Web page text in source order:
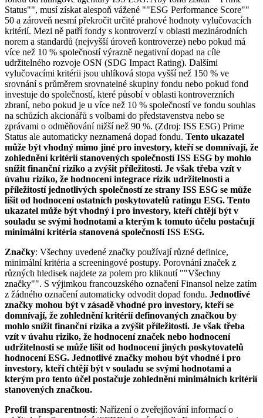
Status"", musí získat alespoň vážené ""ESG Performance Score""
50 a zároveň nesmí překročit určité prahové hodnoty vylučovacích
kritérií. Mezi ně patří fondy s kontroverzí v oblasti mezinárodních
norem a standardů (nejvyšší úroveň kontroverze) nebo pokud má
více než 10 % společností výrazně negativní dopad na cíle
udržitelného rozvoje OSN (SDG Impact Rating). Dalšími
vylučovacími kritérii jsou uhlíková stopa vyšší než 150 % ve
srovnání s průměrem srovnatelné skupiny fondu nebo pokud fond
investuje do společností, které působí v oblasti kontroverzních
zbraní, nebo pokud je u více než 10 % společností ve fondu souhlas
na schůzích akcionářů s volbami do představenstva nebo se
zprávami o odměňování nižší než 90 %. (Zdroj: ISS ESG) Prime
Status ale automaticky neznamená dopad fondu. Tento ukazatel
může být vhodný mimo jiné pro investory, kteří se domnívají, že
zohlednění kritérií stanovených společností ISS ESG by mohlo
snížit finanční riziko a zvýšit příležitosti. Je však třeba vzít v
úvahu riziko, že hodnocení integrace rizik udržitelnosti a
příležitostí jednotlivých společností ze strany ISS ESG se může
lišit od hodnocení ostatních poskytovatelů ratingu ESG. Tento
ukazatel může být vhodný i pro investory, kteří chtějí být v
souladu se svými hodnotami a kterým k tomuto účelu postačují
minimální kritéria stanovená společností ISS ESG.
Značky: Všechny uvedené značky používají různé definice,
minimální kritéria a screeningové postupy. Porovnání značek z
různých hledisek najdete za polem pro kliknutí ""Všechny
značky"". S výjimkou francouzského označení Finansol nelze zatím
z žádného označení automaticky odvodit dopad fondu. Jednotlivé
značky mohou být v zásadě vhodné pro investory, kteří se
domnívají, že zohlednění kritérií definovaných značkou by
mohlo snížit finanční rizika a zvýšit příležitosti. Je však třeba
vzít v úvahu riziko, že hodnocení značek nebo hodnocení
udržitelnosti se může lišit od hodnocení jiných poskytovatelů
hodnocení ESG. Jednotlivé značky mohou být vhodné i pro
investory, kteří chtějí být v souladu se svými hodnotami a
kterým pro tento účel postačuje zohlednění minimálních kritérií
stanovených značkou.
Profil transparentnosti: Nařízení o zveřejňování informací o